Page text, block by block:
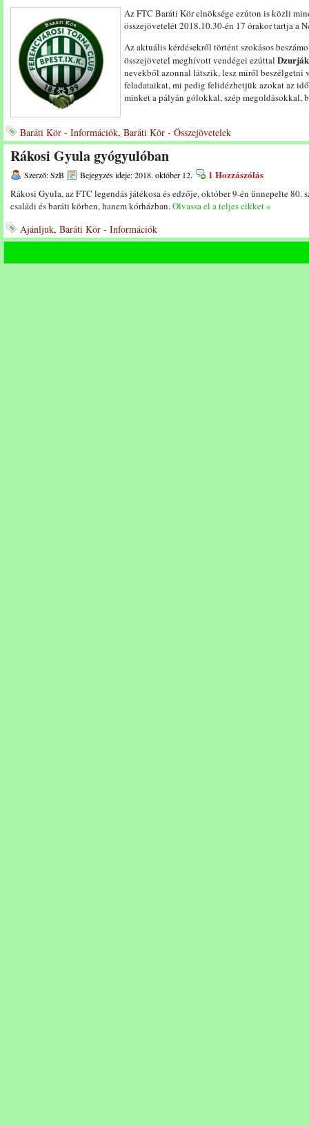
Az FTC Baráti Kör elnöksége ezúton is közli
összejövetelét 2018.10.30-én 17 órakor tartja a
Az aktuális kérdésekről történt szokásos
összejövetel meghívott vendégei ezúttal
nevekből azonnal látszik, lesz miről beszélgetni
feladataikat, mi pedig felidézhetjük azokat az
minket a pályán gólokkal, szép megoldásokkal,
Baráti Kör - Információk, Baráti Kör - Összejövetelek
Rákosi Gyula gyógyulóban
Szerző: SzB Bejegyzés ideje: 2018. október 12. 1 Hozzászólás
Rákosi Gyula, az FTC legendás játékosa és edzője, október 9-én ünnepelte 80.
családi és baráti körben, hanem kórházban.Olvassa el a teljes cikket »
Ajánljuk, Baráti Kör - Információk